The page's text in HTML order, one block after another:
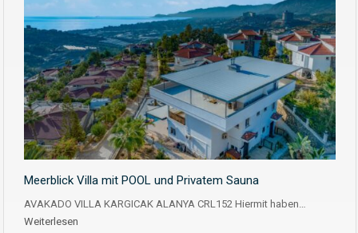
Meerblick Villa mit POOL und Privatem Sauna
AVAKADO VILLA KARGICAK ALANYA CRL152 Hiermit haben…
Weiterlesen